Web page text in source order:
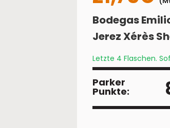
Bodegas
Jerez Xérès
Letzte 4 Flaschen.
Parker
Punkte: